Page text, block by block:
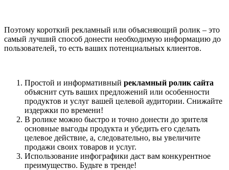
Поэтому короткий рекламный или объясняющий ролик – это
самый лучший способ донести необходимую информацию до
пользователей, то есть ваших потенциальных клиентов.
Простой и информативный рекламный ролик сайта
объяснит суть ваших предложений или особенности
продуктов и услуг вашей целевой аудитории. Снижайте
издержки по времени!
В ролике можно быстро и точно донести до зрителя
основные выгоды продукта и убедить его сделать
целевое действие, а, следовательно, вы увеличите
продажи своих товаров и услуг.
Использование инфографики даст вам конкурентное
преимущество. Будьте в тренде!